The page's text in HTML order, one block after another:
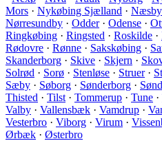
Mors · Nykøbing Sjælland · Næsby
Nørresundby · Odder· Odense ·
Ringkøbing · Ringsted · Roskilde ·
Rødovre · Rønne · Sakskøbing ·
Skanderborg · Skive · Skjern ·
Solrød · Sorø · Stenløse · Struer·
Sæby · Søborg · Sønderborg ·
Thisted · Tilst · Tommerup · Tune ·
Valby · Vallensbæk · Vamdrup ·
Vesterbro · Viborg · Virum ·
Ørbæk · Østerbro